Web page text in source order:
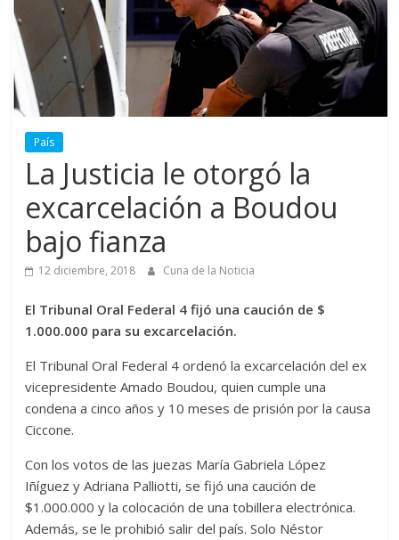
País
La Justicia le otorgó la
excarcelación a Boudou
bajo fianza
12 diciembre, 2018 Cuna de la Noticia
El Tribunal Oral Federal 4 fijó una caución de $
1.000.000 para su excarcelación.
El Tribunal Oral Federal 4 ordenó la excarcelación del ex
vicepresidente Amado Boudou, quien cumple una
condena a cinco años y 10 meses de prisión por la causa
Ciccone.
Con los votos de las juezas María Gabriela López
Iñíguez y Adriana Palliotti, se fijó una caución de
$1.000.000 y la colocación de una tobillera electrónica.
Además, se le prohibió salir del país. Solo Néstor